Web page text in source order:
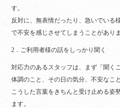
す。
反対に、無表情だったり、急いでいる
で不安を感じさせてしまうことがありま
2．ご利用者様の話をしっかり聞く
対応力のあるスタッフは、まず「聞く
体調のこと、その日の気分、不安なこ
こうした言葉をきちんと受け止める姿
ます。